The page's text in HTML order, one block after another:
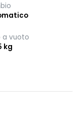
a vuoto
kg